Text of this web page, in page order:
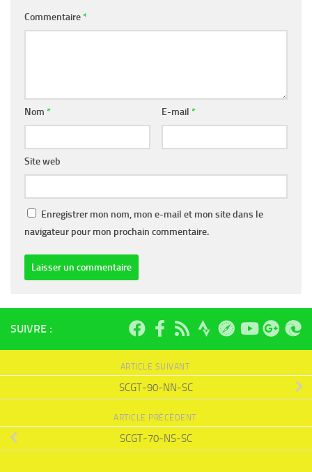
Commentaire*
Nom * E-mail *
Site web
Enregistrer mon nom, mon e-mail et mon site dans le
navigateur pour mon prochain commentaire.
SUIVRE :
ARTICLE SUIVANT
SCGT-90-NN-SC
ARTICLE PRÉCÉDENT
SCGT-70-NS-SC